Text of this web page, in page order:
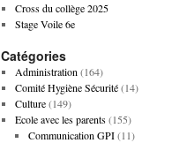
Cross du collège 2025
Stage Voile 6e
Catégories
Administration (164)
Comité Hygiène Sécurité(14)
Culture(149)
Ecole avec les parents(155)
Communication GPI(11)